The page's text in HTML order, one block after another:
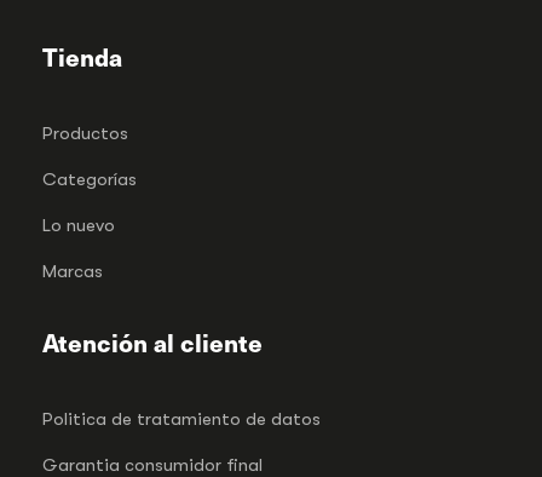
Tienda
Productos
Categorías
Lo nuevo
Marcas
Atención al cliente
Politica de tratamiento de datos
Garantia consumidor final